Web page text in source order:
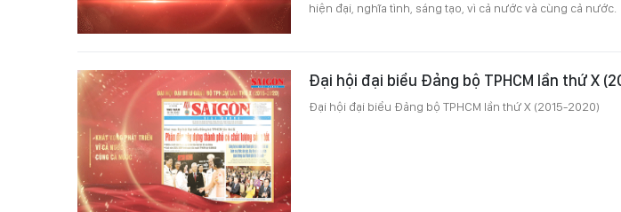
hiện đại, nghĩa tình, sáng tạo, vì cả nước và cùng cả nước.
Đại hội đại biểu Đảng bộ TPHCM lần thứ X
Đại hội đại biểu Đảng bộ TPHCM lần thứ X (2015-2020)